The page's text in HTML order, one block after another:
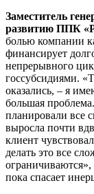
Заместитель
развитию ППК
болью компании
финансирует
непрерывного
госсубсидиями.
оказались, – я
большая
планировали все
выросла почти
клиент
делать это все
пока спасает